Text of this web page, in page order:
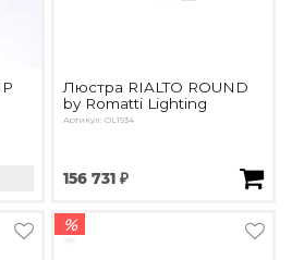
Люстра RIALTO ROUND
by Romatti Lighting
Артикул: OL1934
156 731 ₽
%